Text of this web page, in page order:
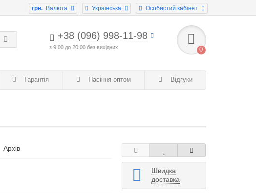
Особистий кабінет
Українська
грн. Валюта
+38 (096) 998-11-98
з 9:00 до 20:00 без вихідних 0
Гарантія Насіння оптом Відгуки
Архів
Швидка
доставка